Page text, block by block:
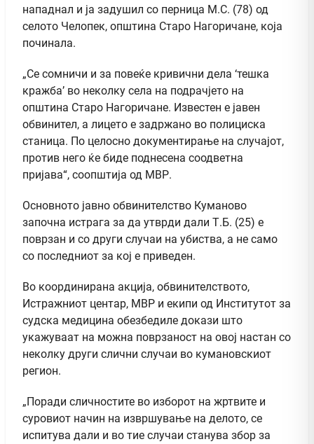
нападнал и ја задушил со перница М.С. (78) од
селото Челопек, општина Старо Нагоричане, која
починала.
„Се сомничи и за повеќе кривични дела ‘тешка
кражба’ во неколку села на подрачјето на
општина Старо Нагоричане. Известен е јавен
обвинител, а лицето е задржано во полициска
станица. По целосно документирање на случајот,
против него ќе биде поднесена соодветна
пријава“, соопштија од МВР.
Основното јавно обвинителство Куманово
започна истрага за да утврди дали Т.Б. (25) е
поврзан и со други случаи на убиства, а не само
со последниот за кој е приведен.
Во координирана акција, обвинителството,
Истражниот центар, МВР и екипи од Институтот за
судска медицина обезбедиле докази што
укажуваат на можна поврзаност на овој настан со
неколку други слични случаи во кумановскиот
регион.
„Поради сличностите во изборот на жртвите и
суровиот начин на извршување на делото, се
испитува дали и во тие случаи станува збор за